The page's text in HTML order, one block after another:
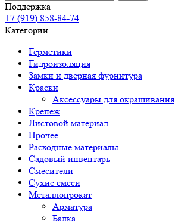
Поддержка
+7 (919) 858-84-74
Категории
Герметики
Гидроизоляция
Замки и дверная фурнитура
Краски
Аксессуары для окрашивания
Крепеж
Листовой материал
Прочее
Расходные материалы
Садовый инвентарь
Смесители
Сухие смеси
Металлопрокат
Арматура
Балка